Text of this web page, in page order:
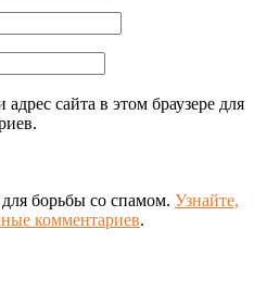
сайта в этом браузере для
борьбы со спамом. Узнайте,
комментариев.